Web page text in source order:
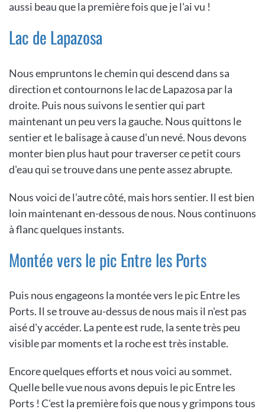
aussi beau que la première fois que je l'ai vu !
Lac de Lapazosa
Nous empruntons le chemin qui descend dans sa
direction et contournons le lac de Lapazosa par la
droite. Puis nous suivons le sentier qui part
maintenant un peu vers la gauche. Nous quittons le
sentier et le balisage à cause d'un nevé. Nous devons
monter bien plus haut pour traverser ce petit cours
d'eau qui se trouve dans une pente assez abrupte.
Nous voici de l'autre côté, mais hors sentier. Il est bien
loin maintenant en-dessous de nous. Nous continuons
à flanc quelques instants.
Montée vers le pic Entre les Ports
Puis nous engageons la montée vers le pic Entre les
Ports. Il se trouve au-dessus de nous mais il n'est pas
aisé d'y accéder. La pente est rude, la sente très peu
visible par moments et la roche est très instable.
Encore quelques efforts et nous voici au sommet.
Quelle belle vue nous avons depuis le pic Entre les
Ports ! C'est la première fois que nous y grimpons tous